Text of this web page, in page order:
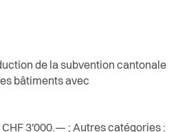
de la subvention cantonale
bâtiments avec
3'000.— ; Autres catégories :